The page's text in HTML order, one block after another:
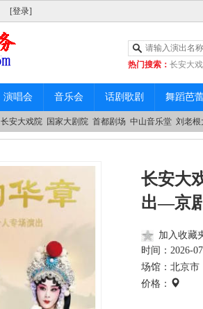
[登录]
热门搜索： 长安大
|中山音乐堂
演唱会 音乐会 话剧歌剧 舞蹈芭
长安大戏院 国家大剧院 首都剧场 中山音乐堂 刘老根
长安大
出—京
加入收藏
时间： 2026-
场馆：北京市
价格：